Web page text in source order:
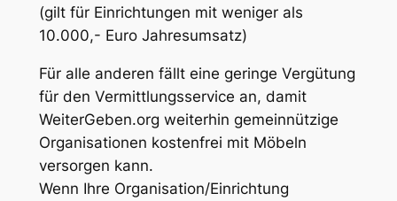
(gilt für Einrichtungen mit weniger als
10.000,- Euro Jahresumsatz)
Für alle anderen fällt eine geringe Vergütung
für den Vermittlungsservice an, damit
WeiterGeben.org weiterhin gemeinnützige
Organisationen kostenfrei mit Möbeln
versorgen kann.
Wenn Ihre Organisation/Einrichtung